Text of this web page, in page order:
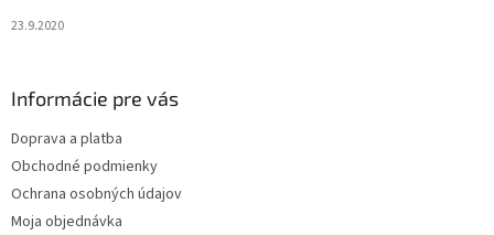
23.9.2020
Informácie pre vás
Doprava a platba
Obchodné podmienky
Ochrana osobných údajov
Moja objednávka